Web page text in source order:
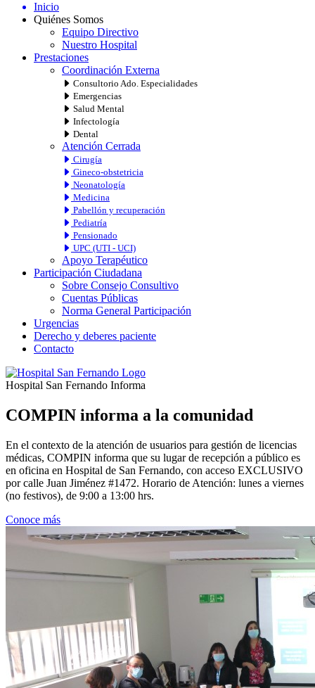
Inicio
Quiénes Somos
Equipo Directivo
Nuestro Hospital
Prestaciones
Coordinación Externa
Consultorio Ado. Especialidades
Emergencias
Salud Mental
Infectología
Dental
Atención Cerrada
Cirugía
Gineco-obstetricia
Neonatología
Medicina
Pabellón y recuperación
Pediatría
Pensionado
UPC (UTI - UCI)
Apoyo Terapéutico
Participación Ciudadana
Sobre Consejo Consultivo
Cuentas Públicas
Norma General Participación
Urgencias
Derecho y deberes paciente
Contacto
Hospital San Fernando Informa
COMPIN informa a la comunidad
En el contexto de la atención de usuarios para gestión de licencias
médicas, COMPIN informa que su lugar de recepción a público es
en oficina en Hospital de San Fernando, con acceso EXCLUSIVO
por calle Juan Jiménez #1472. Horario de Atención: lunes a viernes
(no festivos), de 9:00 a 13:00 hrs.
Conoce más